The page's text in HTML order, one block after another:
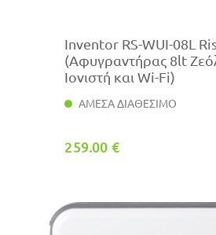
Inventor RS-WUI-08L
(Αφυγραντήρας 8lt
Ιονιστή και Wi-Fi)
ΑΜΕΣΑ ΔΙΑΘΕΣΙΜΟ
259.00 €